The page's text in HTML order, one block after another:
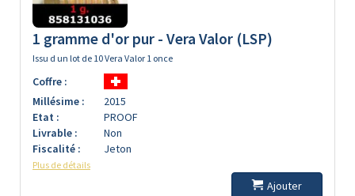
1 gramme d'or pur - Vera Valor (LSP)
Issu d un lot de 10 Vera Valor 1 once
Coffre :
Millésime :
2015
Etat :
PROOF
Livrable :
Non
Fiscalité :
Jeton
Plus de détails
Ajouter